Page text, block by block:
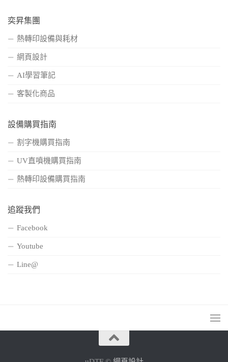
奕昇集團
熱轉印設備與耗材
網頁設計
AI學習筆記
客製化商品
設備購買指南
割字機購買指南
UV直噴機購買指南
熱轉印設備購買指南
追蹤我們
Facebook
Youtube
Line@